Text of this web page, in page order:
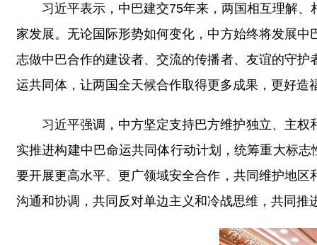
习近平表示，中巴建交75年来，两国相互理解
家发展。无论国际形势如何变化，中方始终将发展
志做中巴合作的建设者、交流的传播者、友谊的守
运共同体，让两国全天候合作取得更多成果，更好
习近平强调，中方坚定支持巴方维护独立、主
实推进构建中巴命运共同体行动计划，统筹重大标
要开展更高水平、更广领域安全合作，共同维护地
沟通和协调，共同反对单边主义和冷战思维，共同